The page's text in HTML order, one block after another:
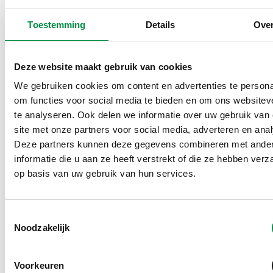
Toestemming Details
Deze website maakt gebruik van cookies
We gebruiken cookies om content en advertenties te
om functies voor social media te bieden en om ons
te analyseren. Ook delen we informatie over uw gebruik van
site met onze partners voor social media, adverteren en
Deze partners kunnen deze gegevens combineren met
informatie die u aan ze heeft verstrekt of die ze hebben
op basis van uw gebruik van hun services.
Noodzakelijk
Voorkeuren
om in te spelen op de maatschappelijke en
arbeidsmarktknelpunten in de zorgsector.
‘De cao heeft voor
werkgevers en vakbonden
belangrijke economische
en machtspolitieke
voordelen. Zolang deze
belangen elkaar in